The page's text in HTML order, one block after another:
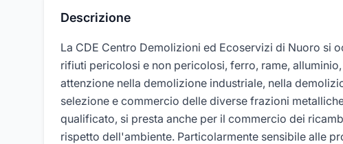
Descrizione
La CDE Centro Demolizioni ed Ecoservizi di Nuoro si
rifiuti pericolosi e non pericolosi, ferro, rame,
attenzione nella demolizione industriale, nella
selezione e commercio delle diverse frazioni
qualificato, si presta anche per il commercio dei
rispetto dell'ambiente. Particolarmente sensibile alle